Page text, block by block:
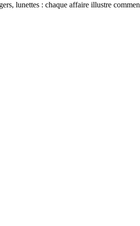
lunettes : chaque affaire illustre